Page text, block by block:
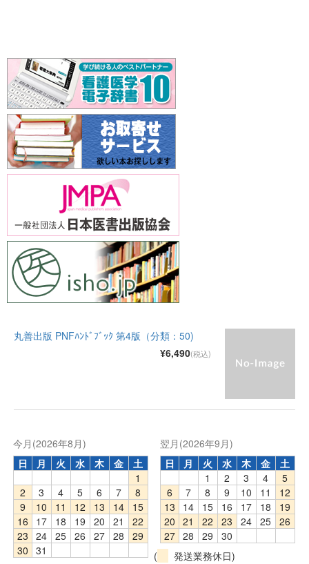
丸善出版 PNFﾊﾝﾄﾞﾌﾞｯｸ 第4版（分類：50)
¥6,490(税込)
今月(2026年8月)
日
月 火 水 木 金
土
1
2
3 4 5 6 7
8
9
10 11 12 13 14
15
16
17 18 19 20 21
22
23
24 25 26 27 28
29
30
31
翌月(2026年9月)
日
月 火 水 木 金
土
1
2 3 4
5
6
7 8 9 10 11
12
13
14 15 16 17 18
19
20
21 22 23 24 25
26
27 28 29
30
(
発送業務休日)